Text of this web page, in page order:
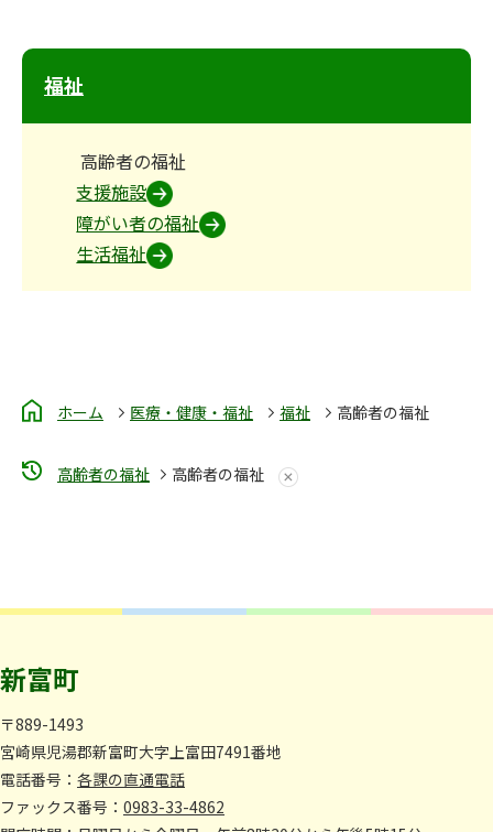
福祉
高齢者の福祉
支援施設
障がい者の福祉
生活福祉
ホーム 医療・健康・福祉 福祉 高齢者の福祉
高齢者の福祉 高齢者の福祉
新富町
〒889-1493
宮崎県児湯郡新富町大字上富田7491番地
電話番号： 各課の直通電話
ファックス番号： 0983-33-4862